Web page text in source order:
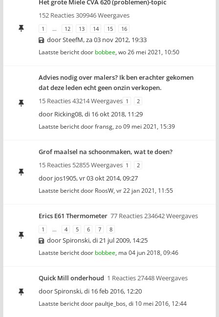
Het grote Miele CVA 620 (problemen)-topic
152 Reacties 309946 Weergaves
1 … 12 13 14 15 16
doorSteefM,za 03 nov 2012, 19:33
Laatste bericht door bobbee, wo 26 mei 2021, 10:50
Advies nodig over malers? Ik ben erachter gekomen
dat deze leden echt geen onzin verkopen.
15 Reacties 43214 Weergaves 1 2
door Ricking08,di 16 okt 2018, 11:29
Laatste bericht doorfransg, zo 09 mei 2021, 15:39
Grof maalsel na schoonmaken, wat te doen?
15 Reacties 52855 Weergaves 1 2
door jos1905,vr 03 okt 2014, 09:27
Laatste bericht door RoosW, vr 22 jan 2021, 11:55
Erics E61 Thermometer 77 Reacties 234642 Weergaves
1 … 4 5 6 7 8
doorSpironski,di 21 jul 2009, 14:25
Laatste bericht door bobbee, ma 04 jun 2018, 09:46
Quick Mill onderhoud 1 Reacties 27448 Weergaves
doorSpironski,di 16 feb 2016, 12:20
Laatste bericht door paultje_bos, di 10 mei 2016, 12:44